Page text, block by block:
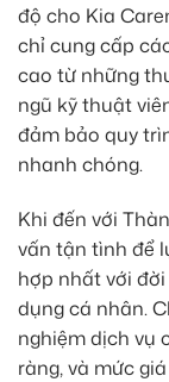
độ cho Kia
chỉ cung cấp
cao từ những
ngũ kỹ thuật
đảm bảo quy
nhanh chóng.
Khi đến với
vấn tận tình để
hợp nhất với
dụng cá nhân.
nghiệm dịch vụ
ràng, và mức